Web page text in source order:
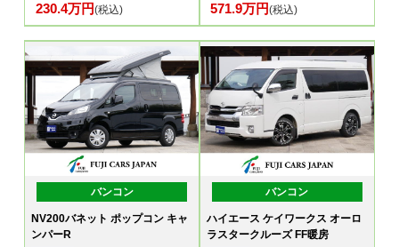
230.4万円(税込) 571.9万円(税込)
バンコン
NV200バネット ポップコン キャ
ンパーR
バンコン
ハイエース ケイワークス オーロ
ラスタークルーズ FF暖房